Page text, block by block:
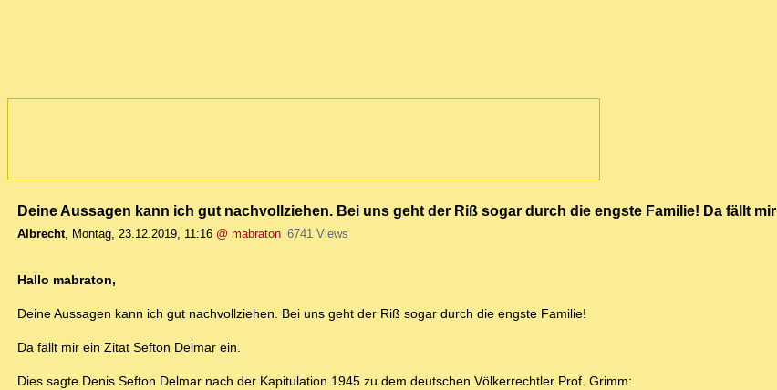
Deine Aussagen kann ich gut nachvollziehen. Bei uns geht der Riß sogar durch die engste Familie! Da fällt
Albrecht, Montag, 23.12.2019, 11:16 @ mabraton 6741 Views
Hallo mabraton,
Deine Aussagen kann ich gut nachvollziehen. Bei uns geht der Riß sogar durch die engste Familie!
Da fällt mir ein Zitat Sefton Delmar ein.
Dies sagte Denis Sefton Delmar nach der Kapitulation 1945 zu dem deutschen Völkerrechtler Prof. Grimm: